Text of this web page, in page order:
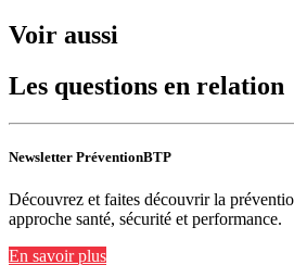
Voir aussi
Les questions en relation
Newsletter PréventionBTP
Découvrez et faites découvrir la
approche santé, sécurité et performance.
En savoir plus